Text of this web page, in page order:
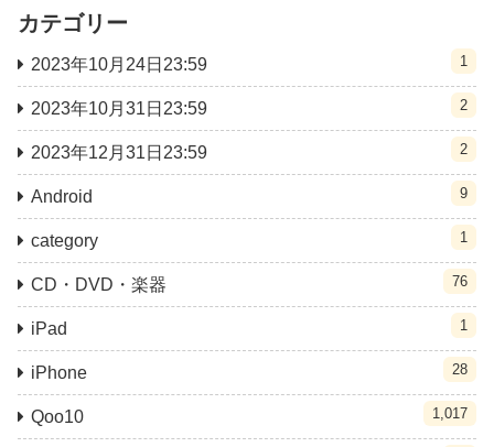
カテゴリー
2023年10月24日23:59 1
2023年10月31日23:59 2
2023年12月31日23:59 2
Android 9
category 1
CD・DVD・楽器 76
iPad 1
iPhone 28
Qoo10 1,017